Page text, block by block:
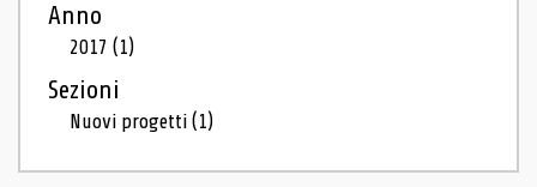
Anno
2017(1)
Sezioni
Nuovi progetti(1)